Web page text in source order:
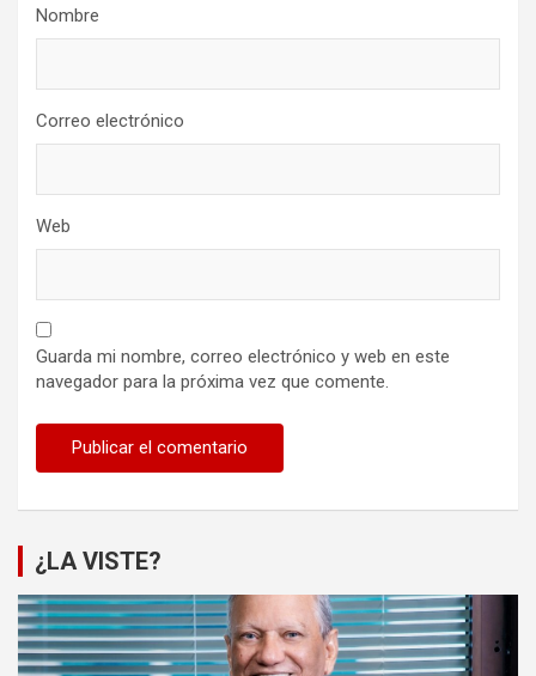
Nombre
Correo electrónico
Web
Guarda mi nombre, correo electrónico y web en este
navegador para la próxima vez que comente.
¿LA VISTE?